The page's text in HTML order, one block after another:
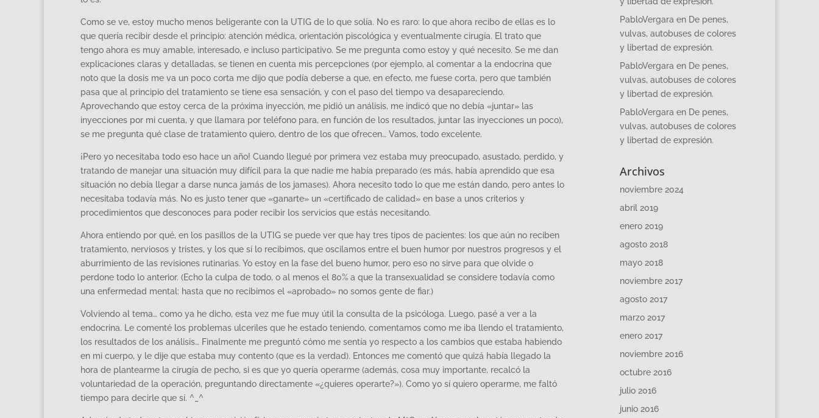
Como se ve, estoy mucho menos beligerante con la UTIG de lo que solía. No es raro: lo que ahora recibo de ellas es lo
que quería recibir desde el principio: atención médica, orientación piscológica y eventualmente cirugía. El trato que
tengo ahora es muy amable, interesado, e incluso participativo. Se me pregunta como estoy y qué necesito. Se me dan
explicaciones claras y detalladas, se tienen en cuenta mis percepciones (por ejemplo, al comentar a la endocrina que
noto que la dosis me va un poco corta me dijo que podía deberse a que, en efecto, me fuese corta, pero que también
pasa que al principio del tratamiento se tiene esa sensación, y con el paso del tiempo va desapareciendo.
Aprovechando que estoy cerca de la próxima inyección, me pidió un análisis, me indicó que no debía «juntar» las
inyecciones por mi cuenta, y que llamara por teléfono para, en función de los resultados, juntar las inyecciones un poco),
se me pregunta qué clase de tratamiento quiero, dentro de los que ofrecen… Vamos, todo excelente.
¡Pero yo necesitaba todo eso hace un año! Cuando llegué por primera vez estaba muy preocupado, asustado, perdido, y
tratando de manejar una situación muy difícil para la que nadie me había preparado (es más, había aprendido que esa
situación no debía llegar a darse nunca jamás de los jamases). Ahora necesito todo lo que me están dando, pero antes lo
necesitaba todavía más. No es justo tener que «ganarte» un «certificado de calidad» en base a unos criterios y
procedimientos que desconoces para poder recibir los servicios que estás necesitando.
Ahora entiendo por qué, en los pasillos de la UTIG se puede ver que hay tres tipos de pacientes: los que aún no reciben
tratamiento, nerviosos y tristes, y los que sí lo recibimos, que oscilamos entre el buen humor por nuestros progresos y el
aburrimiento de las revisiones rutinarias. Yo estoy en la fase del bueno humor, pero eso no sirve para que olvide o
perdone todo lo anterior. (Echo la culpa de todo, o al menos el 80% a que la transexualidad se considere todavía como
una enfermedad mental: hasta que no recibimos el «aprobado» no somos gente de fiar.)
Volviendo al tema… como ya he dicho, esta vez me fue muy útil la consulta de la psicóloga. Luego, pasé a ver a la
endocrina. Le comenté los problemas ulceriles que he estado teniendo, comentamos como me iba llendo el tratamiento,
los resultados de los análisis… Finalmente me preguntó cómo me sentía yo respecto a los cambios que estaba habiendo
en mi cuerpo, y le dije que estaba muy contento (que es la verdad). Entonces me comentó que quizá había llegado la
hora de plantearme la cirugía de pecho, si es que yo quería operarme (además, cosa muy importante, recalcó la
voluntariedad de la operación, preguntando directamente «¿quieres operarte?»). Como yo sí quiero operarme, me faltó
tiempo para decirle que sí. ^_^
PabloVergara en De penes,
vulvas, autobuses de colores
y libertad de expresión.
PabloVergara en De penes,
vulvas, autobuses de colores
y libertad de expresión.
PabloVergara en De penes,
vulvas, autobuses de colores
y libertad de expresión.
Archivos
noviembre 2024
abril 2019
enero 2019
agosto 2018
mayo 2018
noviembre 2017
agosto 2017
marzo 2017
enero 2017
noviembre 2016
octubre 2016
julio 2016
junio 2016